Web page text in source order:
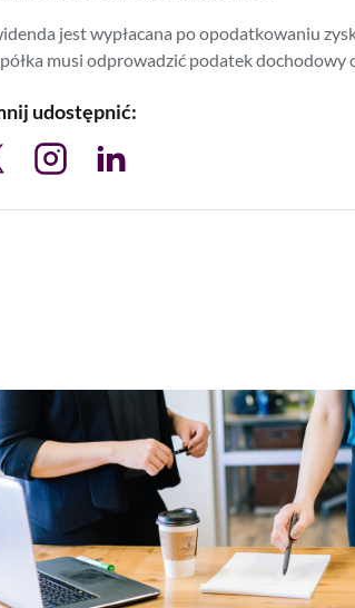
jest wypłacana po opodatkowaniu
musi odprowadzić podatek dochodowy
udostępnić: